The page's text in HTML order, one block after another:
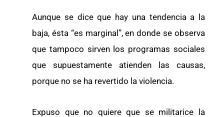
Aunque se dice que hay una tendencia a la
baja, ésta “es marginal”, en donde se observa
que tampoco sirven los programas sociales
que supuestamente atienden las causas,
porque no se ha revertido la violencia.
Expuso que no quiere que se militarice la